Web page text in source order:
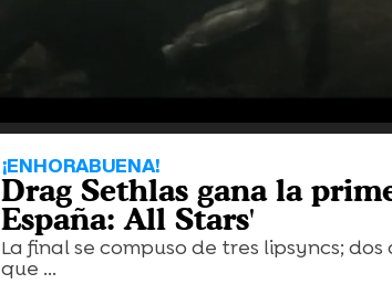
¡ENHORABUENA!
Drag Sethlas gana la
España: All Stars'
La final se compuso de tres lipsyncs;
que ...